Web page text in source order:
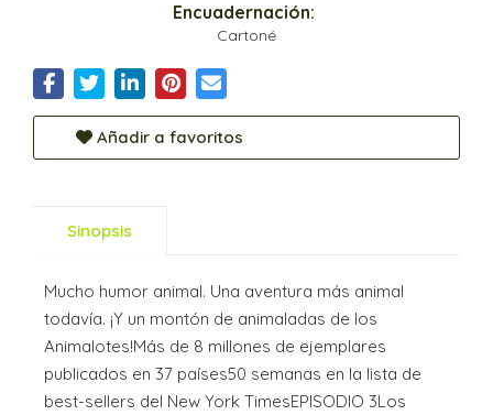
Encuadernación:
Cartoné
Añadir a favoritos
Sinopsis
Mucho humor animal. Una aventura más animal
todavía. ¡Y un montón de animaladas de los
Animalotes!Más de 8 millones de ejemplares
publicados en 37 países50 semanas en la lista de
best-sellers del New York TimesEPISODIO 3Los